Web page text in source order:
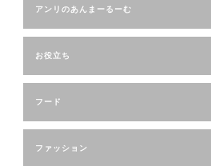
アンリのあんまーるーむ
お役立ち
フード
ファッション